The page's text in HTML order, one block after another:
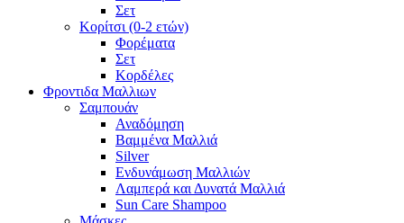
Σετ
Κορίτσι (0-2 ετών)
Φορέματα
Σετ
Κορδέλες
Φροντιδα Μαλλιων
Σαμπουάν
Αναδόμηση
Βαμμένα Μαλλιά
Silver
Ενδυνάμωση Μαλλιών
Λαμπερά και Δυνατά Μαλλιά
Sun Care Shampoo